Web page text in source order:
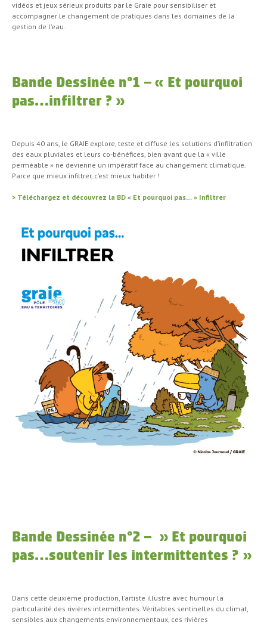
vidéos et jeux sérieux produits par le Graie pour sensibiliser et
accompagner le changement de pratiques dans les domaines de la
gestion de l’eau.
Bande Dessinée n°1 – « Et pourquoi
pas…infiltrer ? »
Depuis 40 ans, le GRAIE explore, teste et diffuse les solutions d’infiltration
des eaux pluviales et leurs co-bénéfices, bien avant que la « ville
perméable » ne devienne un impératif face au changement climatique.
Parce que mieux infiltrer, c’est mieux habiter !
> Téléchargez et découvrez la BD « Et pourquoi pas… » Infiltrer
Bande Dessinée n°2 – » Et pourquoi
pas…soutenir les intermittentes ? »
Dans cette deuxième production, l’artiste illustre avec humour la
particularité des rivières intermittentes. Véritables sentinelles du climat,
sensibles aux changements environnementaux, ces rivières